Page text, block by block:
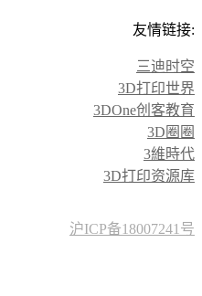
友情链接:
三迪时空
3D打印世界
3DOne创客教育
3D圈圈
3維時代
3D打印资源库
沪ICP备18007241号